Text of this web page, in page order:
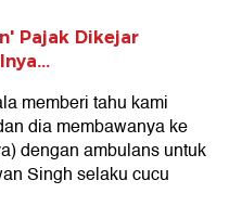
Pajak Dikejar
memberi tahu kami
dia membawanya ke
dengan ambulans untuk
Singh selaku cucu